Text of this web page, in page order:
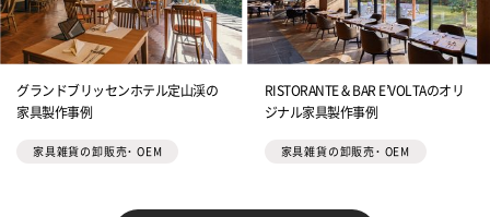
グランドブリッセンホテル定山渓の
家具製作事例
家具雑貨の卸販売・ OEM
RISTORANTE & BAR E’VOLTAのオリ
ジナル家具製作事例
家具雑貨の卸販売・ OEM